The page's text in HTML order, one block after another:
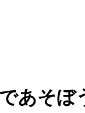
あそぼ